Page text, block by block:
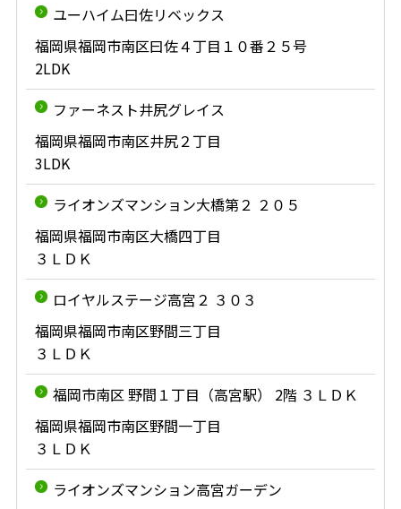
ユーハイム曰佐リベックス
福岡県福岡市南区曰佐４丁目１０番２５号
2LDK
ファーネスト井尻グレイス
福岡県福岡市南区井尻２丁目
3LDK
ライオンズマンション大橋第２ ２０５
福岡県福岡市南区大橋四丁目
３ＬＤＫ
ロイヤルステージ高宮２ ３０３
福岡県福岡市南区野間三丁目
３ＬＤＫ
福岡市南区 野間１丁目（高宮駅） 2階 ３ＬＤＫ
福岡県福岡市南区野間一丁目
３ＬＤＫ
ライオンズマンション高宮ガーデン